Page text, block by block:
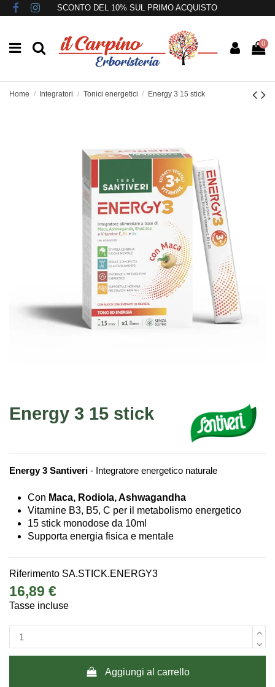
SCONTO DEL 10% SUL PRIMO ACQUISTO
0
Home Integratori Tonici energetici Energy 3 15 stick
Energy 3 15 stick
Energy 3 Santiveri - Integratore energetico naturale
Con Maca, Rodiola, Ashwagandha
Vitamine B3, B5, C per il metabolismo energetico
15 stick monodose da 10ml
Supporta energia fisica e mentale
Riferimento SA.STICK.ENERGY3
16,89 €
Tasse incluse
Aggiungi al carrello